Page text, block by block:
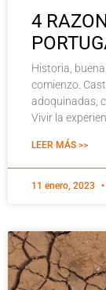
4
Historia,
comienzo.
adoquinadas,
Vivir la
LEER MÁS >>
11 enero, 2023